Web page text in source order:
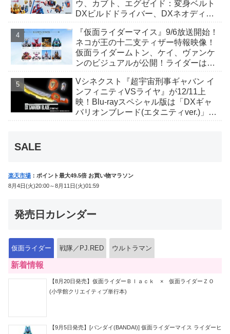
ウ、カブト、エグゼイド：変身ベルト
DXビルドドライバー、DXネオディケ
か12点！
『仮面ライダーマイス』9/6放送開始！
ネコが王の十二支ティザー特報映像！
仮面ライダームトン、ケイ、ヴァンケ
ンのビジュアルが公開！ライダーは子
Vシネクスト『超宇宙刑事ギャバン イ
ンフィニティVSライヤ』が12/11上
映！Blu-rayスペシャル版は「DXギャ
バリオンブレード(エタニティver.)」
SALE
楽天市場 ：ポイント最大49.5倍 お買い物マラソン
8月4日(火)20:00～8月11日(火)01:59
発売日カレンダー
仮面ライダー 戦隊／PJ.RED ウルトラマン
新着情報
【8月20日発売】仮面ライダーＢｌａｃｋ × 仮面ライダーＺＯ
(小学館クリエイティブ単行本)
【9月5日発売】[バンダイ(BANDAI)] 仮面ライダーマイス ライダーヒ